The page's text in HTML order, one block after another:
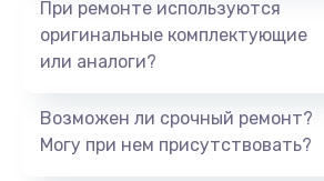
При ремонте используются
оригинальные комплектующие
или аналоги?
Возможен ли срочный ремонт?
Могу при нем присутствовать?